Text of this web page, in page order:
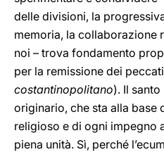
delle divisioni, la
memoria, la collaborazione
noi – trova fondamento
per la remissione dei
costantinopolitano). Il
originario, che sta alla base
religioso e di ogni impegno
piena unità. Sì, perché